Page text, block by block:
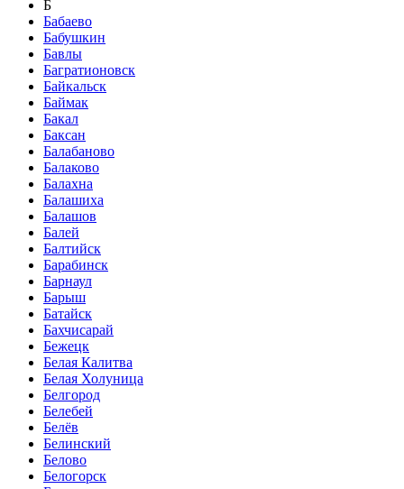
Б
Бабаево
Бабушкин
Бавлы
Багратионовск
Байкальск
Баймак
Бакал
Баксан
Балабаново
Балаково
Балахна
Балашиха
Балашов
Балей
Балтийск
Барабинск
Барнаул
Барыш
Батайск
Бахчисарай
Бежецк
Белая Калитва
Белая Холуница
Белгород
Белебей
Белёв
Белинский
Белово
Белогорск